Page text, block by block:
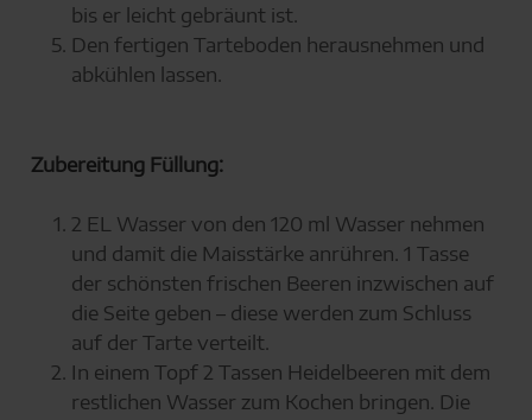
bis er leicht gebräunt ist.
Den fertigen Tarteboden herausnehmen und
abkühlen lassen.
Zubereitung Füllung:
2 EL Wasser von den 120 ml Wasser nehmen
und damit die Maisstärke anrühren. 1 Tasse
der schönsten frischen Beeren inzwischen auf
die Seite geben – diese werden zum Schluss
auf der Tarte verteilt.
In einem Topf 2 Tassen Heidelbeeren mit dem
restlichen Wasser zum Kochen bringen. Die